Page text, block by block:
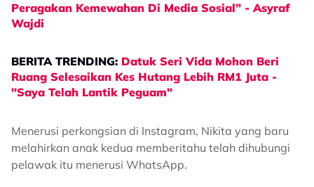
Peragakan Kemewahan Di Media Sosial” - Asyraf
Wajdi
BERITA TRENDING: Datuk Seri Vida Mohon Beri
Ruang Selesaikan Kes Hutang Lebih RM1 Juta -
"Saya Telah Lantik Peguam"
Menerusi perkongsian di Instagram, Nikita yang baru
melahirkan anak kedua memberitahu telah dihubungi
pelawak itu menerusi WhatsApp.